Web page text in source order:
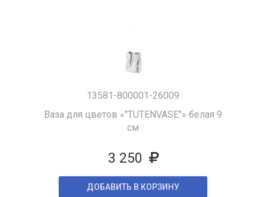
13581-800001-26009
Ваза для цветов «"TUTENVASE"» белая 9
см
3 250
ДОБАВИТЬ В КОРЗИНУ